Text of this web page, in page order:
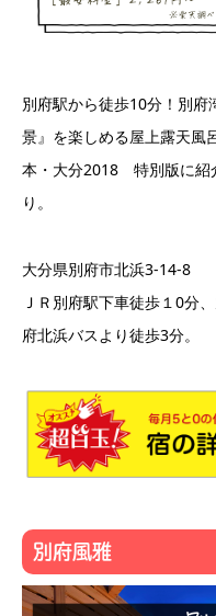
別府駅から徒歩10分！別
景』を楽しめる屋上露天風
本・大分2018 特別版に紹
り。
大分県別府市北浜3-14-8
ＪＲ別府駅下車徒歩１0分
府北浜バスより徒歩3分。
別府風雅